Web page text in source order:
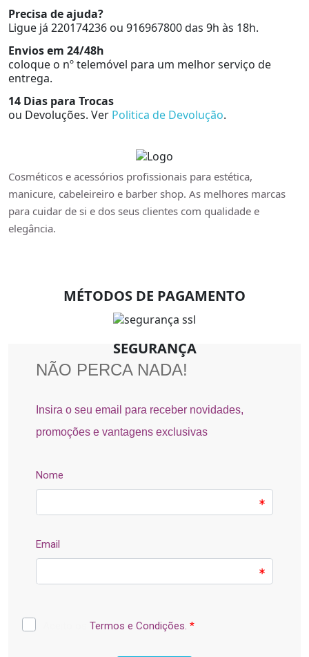
Precisa de ajuda?
Ligue já 220174236 ou 916967800 das 9h às 18h.
Envios em 24/48h
coloque o nº telemóvel para um melhor serviço de
entrega.
14 Dias para Trocas
ou Devoluções. Ver Politica de Devolução.
Cosméticos e acessórios profissionais para estética,
manicure, cabeleireiro e barber shop. As melhores marcas
para cuidar de si e dos seus clientes com qualidade e
elegância.
MÉTODOS DE PAGAMENTO
SEGURANÇA